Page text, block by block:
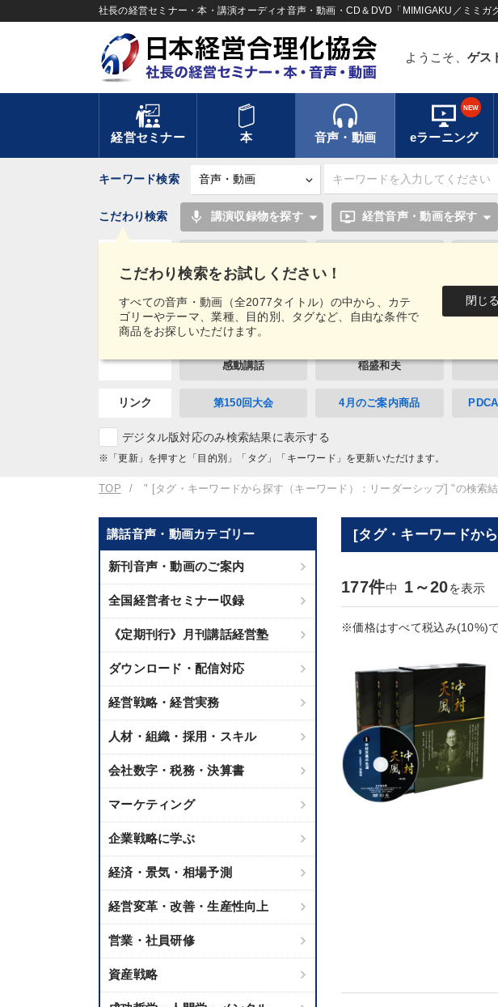
社長の経営セミナー・本・講演オーディオ音声・動画・CD＆DVD「MIMIGAKU／ミミガ
ようこそ、 ゲス
経営セミナー 本 音声・動画 eラーニング
NEW
キーワード検索
こだわり検索をお試しください！
すべての音声・動画（全2077タイトル）の中から、カテ
ゴリーやテーマ、業種、目的別、タグなど、自由な条件で
商品をお探しいただけます。
閉じる
こだわり検索 mic 講演収録物を探す ondemand_video 経営音声・動画を探す
タグ・
キーワード
交渉
感動講話 稲盛和夫
リンク 第150回大会 4月のご案内商品
デジタル版対応のみ検索結果に表示する
※「更新」を押すと「目的別」「タグ」「キーワード」を更新いただけます。
TOP " [タグ・キーワードから探す（キーワード）：リーダーシップ] "の検索
講話音声・動画カテゴリー
新刊音声・動画のご案内
全国経営者セミナー収録
《定期刊行》月刊講話経営塾
ダウンロード・配信対応
経営戦略・経営実務
人材・組織・採用・スキル
会社数字・税務・決算書
マーケティング
企業戦略に学ぶ
経済・景気・相場予測
経営変革・改善・生産性向上
営業・社員研修
資産戦略
[タグ・キーワードか
177件中 1～20を表示
※価格はすべて税込み(10%)